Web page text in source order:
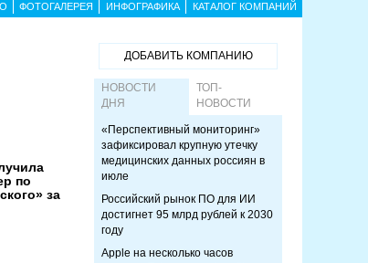
ФОТОГАЛЕРЕЯ ИНФОГРАФИКА КАТАЛОГ КОМПАНИЙ
по
за
ДОБАВИТЬ КОМПАНИЮ
НОВОСТИ
ДНЯ
ТОП-
НОВОСТИ
«Перспективный мониторинг»
зафиксировал крупную утечку
медицинских данных россиян в
июле
Российский рынок ПО для ИИ
достигнет 95 млрд рублей к 2030
году
Apple на несколько часов